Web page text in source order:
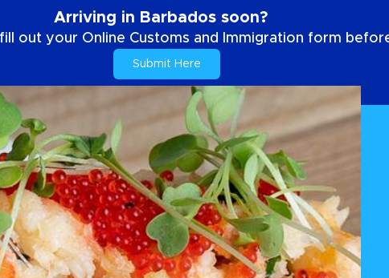
Arriving in Barbados soon?
out your Online Customs and Immigration form
Submit Here